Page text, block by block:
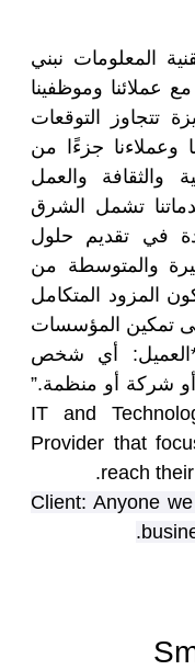
المعلومات نبني
عملائنا وموظفينا
تتجاوز التوقعات
وعملاءنا جزءًا من
والثقافة والعمل
تشمل الشرق
في تقديم حلول
والمتوسطة من
المزود المتكامل
تمكين المؤسسات
*العميل: أي شخص
شركة أو منظمة.”
IT and
Provider that
reach
Client: Anyone